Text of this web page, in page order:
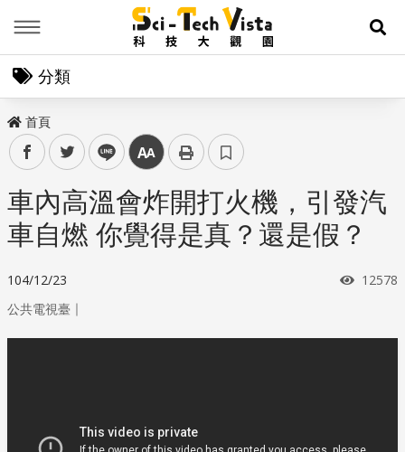
展
分類
首頁
facebooktwitter line 中
車內高溫會炸開打火機，引發汽
車自燃 你覺得是真？還是假？
104/12/23 瀏覽次
12578
公共電視臺 ｜